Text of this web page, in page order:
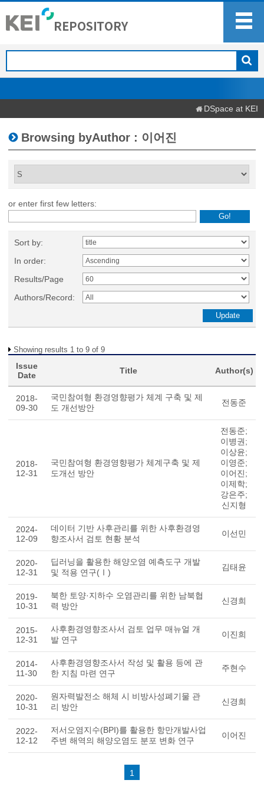
DSpace at KEI
Browsing byAuthor : 이어진
or enter first few letters:
Sort by:
In order:
Results/Page
Authors/Record:
Showing results 1 to 9 of 9
Issue
Date
Title Author(s)
2018-
09-30
국민참여형 환경영향평가 체계 구축 및 제
도 개선방안
전동준
2018-
12-31
국민참여형 환경영향평가 체계구축 및 제
도개선 방안
전동준;
이병권;
이상윤;
이영준;
이어진;
이제학;
강은주;
신지형
2024-
12-09
데이터 기반 사후관리를 위한 사후환경영
향조사서 검토 현황 분석
이선민
2020-
12-31
딥러닝을 활용한 해양오염 예측도구 개발
및 적용 연구(Ⅰ)
김태윤
2019-
10-31
북한 토양·지하수 오염관리를 위한 남북협
력 방안
신경희
2015-
12-31
사후환경영향조사서 검토 업무 매뉴얼 개
발 연구
이진희
2014-
11-30
사후환경영향조사서 작성 및 활용 등에 관
한 지침 마련 연구
주현수
2020-
10-31
원자력발전소 해체 시 비방사성폐기물 관
리 방안
신경희
2022-
12-12
저서오염지수(BPI)를 활용한 항만개발사업
주변 해역의 해양오염도 분포 변화 연구
이어진
1